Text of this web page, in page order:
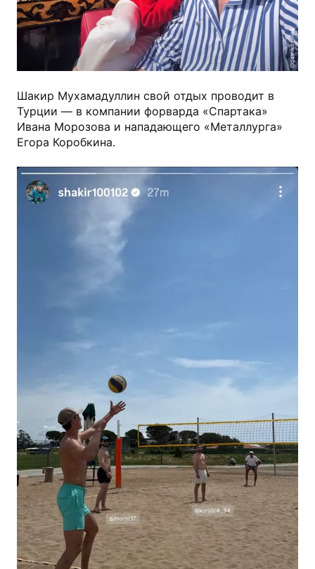
@gavrikov_vlad
Шакир Мухамадуллин свой отдых проводит в
Турции — в компании форварда «Спартака»
Ивана Морозова и нападающего «Металлурга»
Егора Коробкина.